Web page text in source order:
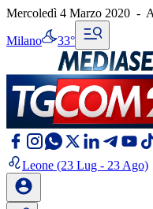
Mercoledì 4 Marzo 2020 -
Milano 33°
Leone (23 Lug - 23 Ago)